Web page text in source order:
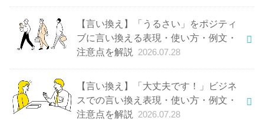
【言い換え】「うるさい」をポジティ
ブに言い換える表現・使い方・例文・
注意点を解説
2026.07.28
【言い換え】「大丈夫です！」ビジネ
スでの言い換え表現・使い方・例文・
注意点を解説
2026.07.28